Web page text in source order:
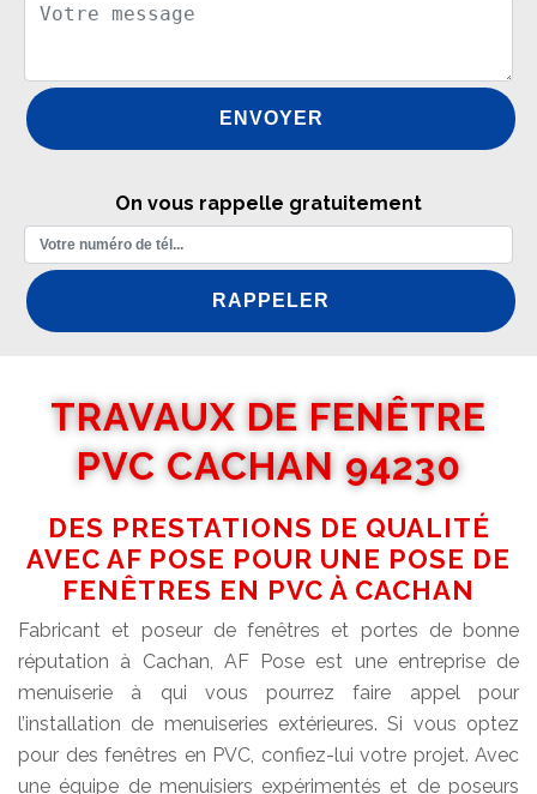
On vous rappelle gratuitement
TRAVAUX DE FENÊTRE
PVC CACHAN 94230
DES PRESTATIONS DE QUALITÉ
AVEC AF POSE POUR UNE POSE DE
FENÊTRES EN PVC À CACHAN
Fabricant et poseur de fenêtres et portes de bonne
réputation à Cachan, AF Pose est une entreprise de
menuiserie à qui vous pourrez faire appel pour
l’installation de menuiseries extérieures. Si vous optez
pour des fenêtres en PVC, confiez-lui votre projet. Avec
une équipe de menuisiers expérimentés et de poseurs